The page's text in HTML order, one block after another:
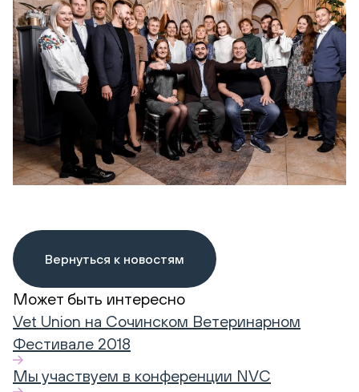
Вернуться к новостям
Может быть интересно
Vet Union на Сочинском Ветеринарном
Фестивале 2018
Мы участвуем в конференции NVC